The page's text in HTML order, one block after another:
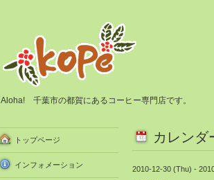
Aloha! 千葉市の都賀にあるコーヒー専門店です。
カレンダ
2010-12-30 (Thu) -
トップページ
インフォメーション